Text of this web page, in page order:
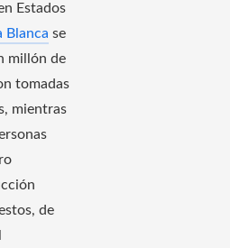
Estados
Blanca se
millón de
tomadas
mientras
de